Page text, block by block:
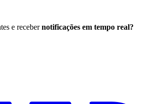
e receber notificações em tempo real?